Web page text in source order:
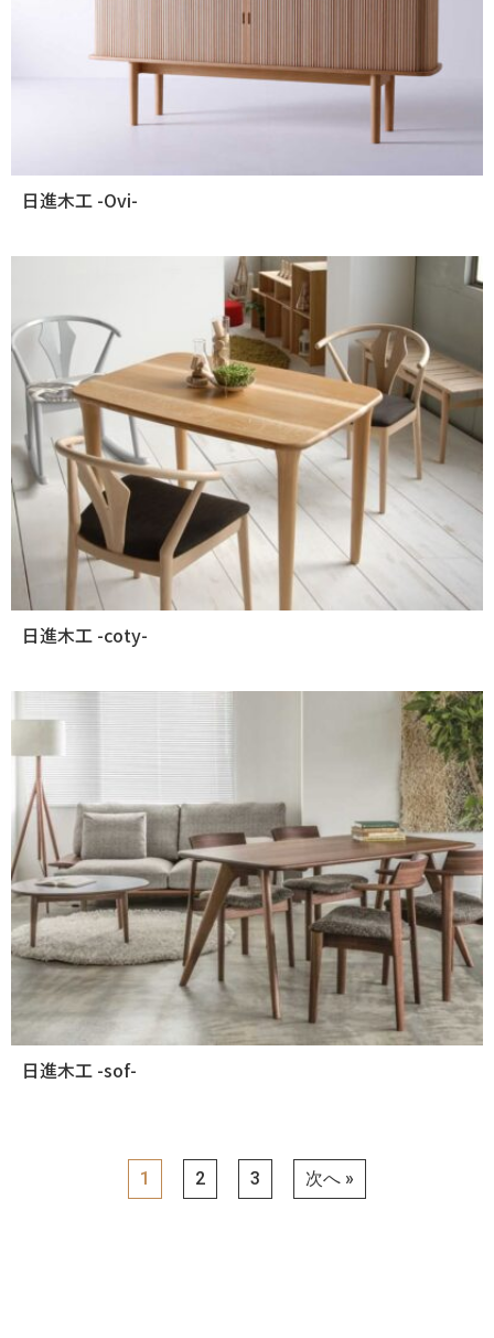
日進木工 -Ovi-
日進木工 -coty-
日進木工 -sof-
1 2 3 次へ »